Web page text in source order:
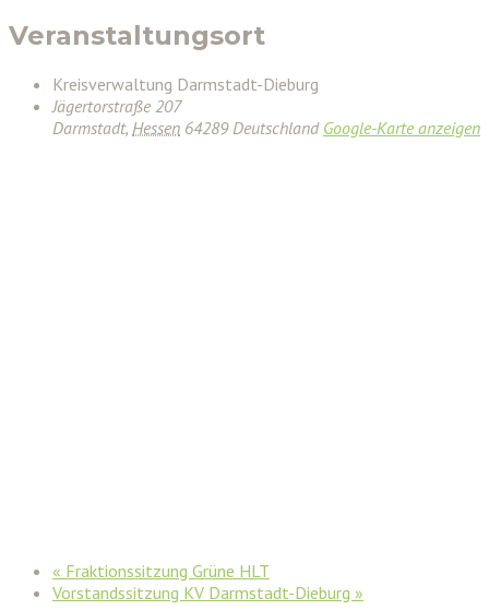
Veranstaltungsort
Kreisverwaltung Darmstadt-Dieburg
Jägertorstraße 207
Darmstadt, Hessen 64289 Deutschland Google-Karte anzeigen
« Fraktionssitzung Grüne HLT
Vorstandssitzung KV Darmstadt-Dieburg »